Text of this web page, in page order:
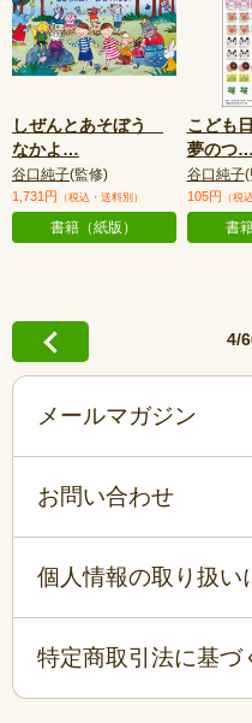
しぜんとあそぼう
なかよ…
谷口純子(監修)
1,731円 （税込・送料別）
書籍（紙版）
こども
夢のつ…
谷口純子(
105円 （税
書
4/
メールマガジン
お問い合わせ
個人情報の取り扱い
特定商取引法に基づ